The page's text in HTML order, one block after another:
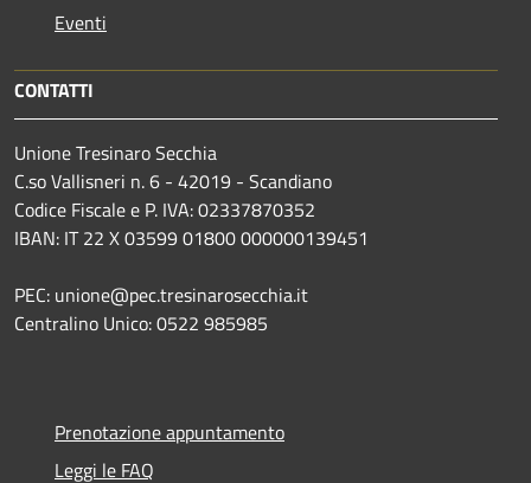
Eventi
CONTATTI
Unione Tresinaro Secchia
C.so Vallisneri n. 6 - 42019 - Scandiano
Codice Fiscale e P. IVA: 02337870352
IBAN: IT 22 X 03599 01800 000000139451
PEC: unione@pec.tresinarosecchia.it
Centralino Unico: 0522 985985
Prenotazione appuntamento
Leggi le FAQ